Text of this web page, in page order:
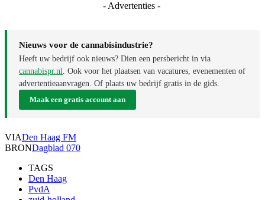
- Advertenties -
Nieuws voor de cannabisindustrie?
Heeft uw bedrijf ook nieuws? Dien een persbericht in via
cannabispr.nl. Ook voor het plaatsen van vacatures, evenementen of
advertentieaanvragen. Of plaats uw bedrijf gratis in de gids.
Maak een gratis account aan
VIADen Haag FM
BRONDagblad 070
TAGS
Den Haag
PvdA